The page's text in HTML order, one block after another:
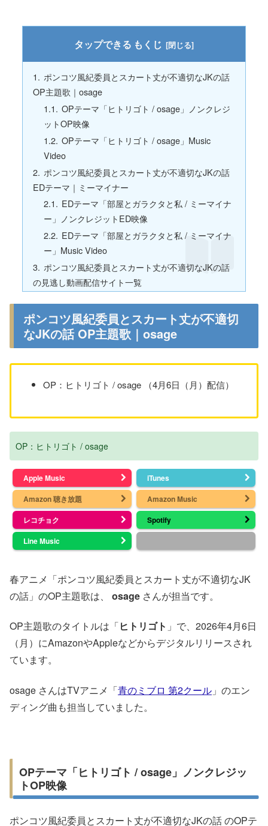
もくじ
ポンコツ風紀委員とスカート丈が不適切なJKの話
OP主題歌｜osage
OPテーマ「ヒトリゴト / osage」ノンクレジ
ットOP映像
OPテーマ「ヒトリゴト / osage」Music
Video
ポンコツ風紀委員とスカート丈が不適切なJKの話
EDテーマ｜ミーマイナー
EDテーマ「部屋とガラクタと私 / ミーマイナ
ー」ノンクレジットED映像
EDテーマ「部屋とガラクタと私 / ミーマイナ
ー」Music Video
ポンコツ風紀委員とスカート丈が不適切なJKの話
の見逃し動画配信サイト一覧
ポンコツ風紀委員とスカート丈が不適切
なJKの話 OP主題歌｜osage
OP：ヒトリゴト / osage （4月6日（月）配信）
OP：ヒトリゴト / osage
Apple Music
iTunes
Amazon 聴き放題
Amazon Music
レコチョク
Spotify
Line Music
春アニメ「ポンコツ風紀委員とスカート丈が不適切なJK
の話」のOP主題歌は、 osage さんが担当です。
OP主題歌のタイトルは「ヒトリゴト 」で、2026年4月6日
（月）にAmazonやAppleなどからデジタルリリースされ
ています。
osage さんはTVアニメ「青のミブロ 第2クール 」のエン
ディング曲も担当していました。
OPテーマ「ヒトリゴト / osage」ノンクレジッ
トOP映像
ポンコツ風紀委員とスカート丈が不適切なJKの話 のOPテ